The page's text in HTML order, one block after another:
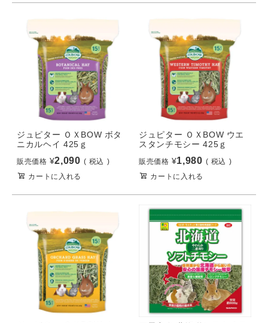
ジュピター ＯＸBOW ボタ
ニカルヘイ 425ｇ
販売価格 ¥2,090
税込
カートに入れる
ジュピター ＯＸBOW ウエ
スタンチモシー 425ｇ
販売価格 ¥1,980
税込
カートに入れる